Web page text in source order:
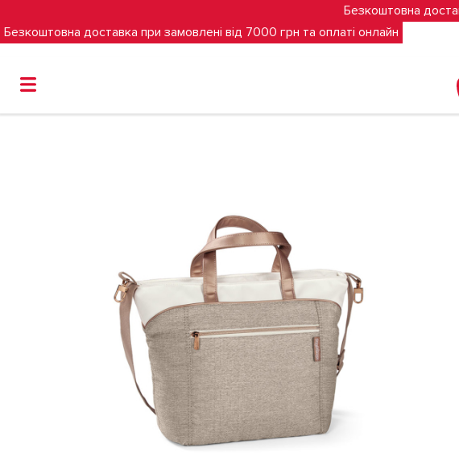
Безкоштовна
Безкоштовна доставка при замовлені від 7000 грн та оплаті онлайн
Сумка Peg-Perego Borsa MON AMOUR до коляски (рожеве